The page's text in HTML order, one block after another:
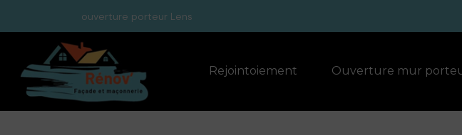
ouverture porteur Lens
Rejointoiement Ouverture mur